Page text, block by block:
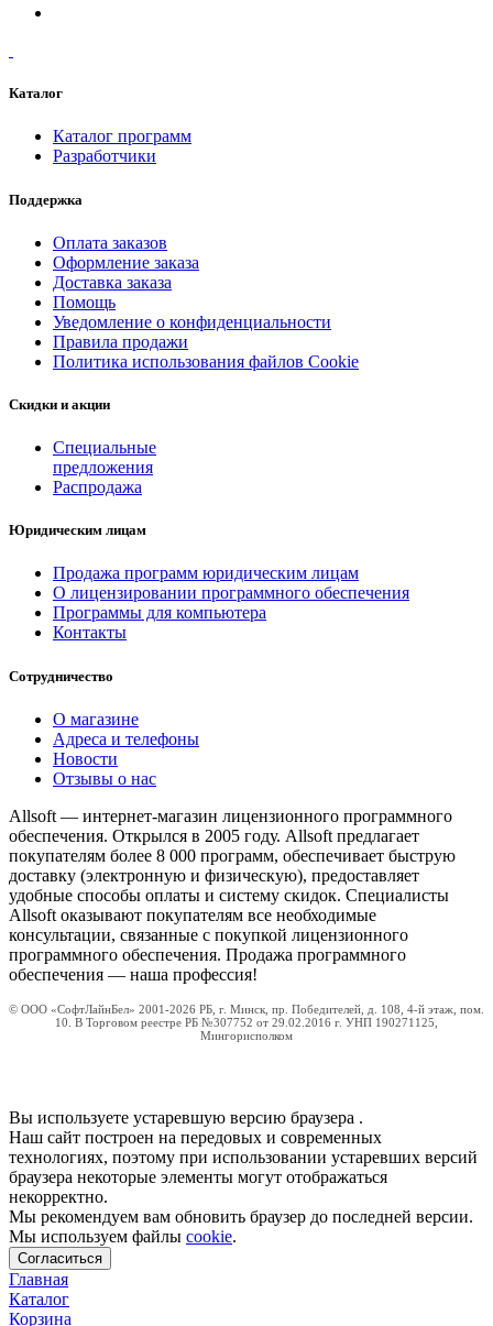
Каталог
Каталог программ
Разработчики
Поддержка
Оплата заказов
Оформление заказа
Доставка заказа
Помощь
Уведомление о конфиденциальности
Правила продажи
Политика использования файлов Cookie
Скидки и акции
Специальные
предложения
Распродажа
Юридическим лицам
Продажа программ юридическим лицам
О лицензировании программного обеспечения
Программы для компьютера
Контакты
Сотрудничество
О магазине
Адреса и телефоны
Новости
Отзывы о нас
Allsoft — интернет-магазин лицензионного программного
обеспечения. Открылся в 2005 году. Allsoft предлагает
покупателям более 8 000 программ, обеспечивает быструю
доставку (электронную и физическую), предоставляет
удобные способы оплаты и систему скидок. Специалисты
Allsoft оказывают покупателям все необходимые
консультации, связанные с покупкой лицензионного
программного обеспечения. Продажа программного
обеспечения — наша профессия!
© ООО «СофтЛайнБел» 2001-2026 РБ, г. Минск, пр. Победителей, д. 108, 4-й этаж, пом.
10. В Торговом реестре РБ №307752 от 29.02.2016 г. УНП 190271125,
Мингорисполком
Вы используете устаревшую версию браузера .
Наш сайт построен на передовых и современных
технологиях, поэтому при использовании устаревших версий
браузера некоторые элементы могут отображаться
некорректно.
Мы рекомендуем вам обновить браузер до последней версии.
Мы используем файлы cookie.
Согласиться
Главная
Каталог
Корзина